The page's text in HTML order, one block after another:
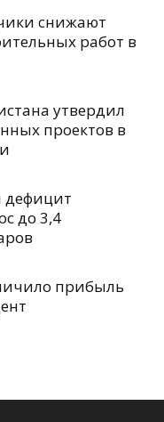
снижают
работ в
утвердил
проектов в
дефицит
до 3,4
прибыль